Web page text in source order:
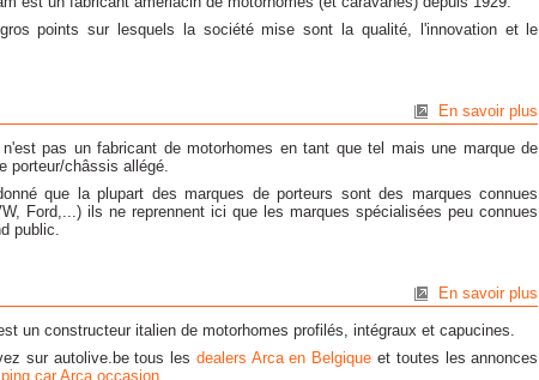
points sur lesquels la société mise sont la qualité, l'innovation et le
En savoir plus
pas un fabricant de motorhomes en tant que tel mais une marque de
porteur/châssis allégé.
que la plupart des marques de porteurs sont des marques connues
Ford,...) ils ne reprennent ici que les marques spécialisées peu connues
public.
En savoir plus
un constructeur italien de motorhomes profilés, intégraux et capucines.
sur autolive.be tous les dealers Arca en Belgique et toutes les annonces
car Arca occasion